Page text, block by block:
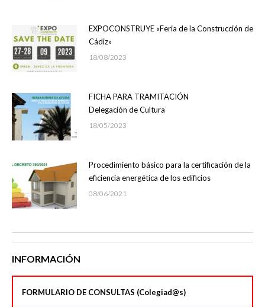
EXPOCONSTRUYE «Feria de la Construcción de
Cádiz»
18/08/2023
FICHA PARA TRAMITACIÓN
Delegación de Cultura
18/05/2023
Procedimiento básico para la certificación de la
eficiencia energética de los edificios
08/06/2021
INFORMACIÓN
FORMULARIO DE CONSULTAS (Colegiad@s)